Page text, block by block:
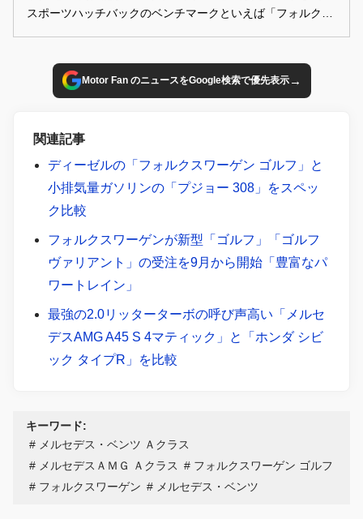
スポーツハッチバックのベンチマークといえば「フォルクス
比較してみた。
Motor Fan のニュースをGoogle検索で優先表示→
関連記事
ディーゼルの「フォルクスワーゲン ゴルフ」と
小排気量ガソリンの「プジョー 308」をスペッ
ク比較
フォルクスワーゲンが新型「ゴルフ」「ゴルフ
ヴァリアント」の受注を9月から開始「豊富なパ
ワートレイン」
最強の2.0リッターターボの呼び声高い「メルセ
デスAMG A45 S 4マティック」と「ホンダ シビ
ック タイプR」を比較
キーワード:
メルセデス・ベンツ Ａクラス
メルセデスＡＭＧ Ａクラス
フォルクスワーゲン ゴルフ
フォルクスワーゲン
メルセデス・ベンツ